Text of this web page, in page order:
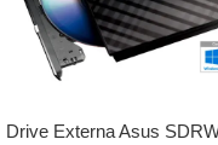
Drive Externa Asus